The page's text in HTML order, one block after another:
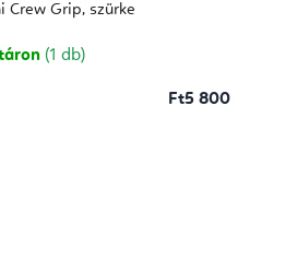
Crew Grip, szürke
(1 db)
Ft5 800